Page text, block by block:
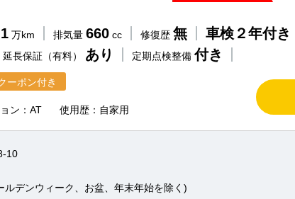
1 万km 排気量 660 cc 修復歴 無 車検２年付き
延長保証（有料） あり 定期点検整備付き
ーポン付き
ン：AT 使用歴：自家用
10
ルデンウィーク、お盆、年末年始を除く)